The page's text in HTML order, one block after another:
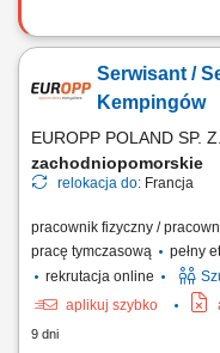
Nasz klient to światowy
tworzy nowoczesne
bezpieczeństwo,
Serwisant /
Kempingów
EUROPP POLAND SP.
zachodniopomorskie
relokacja do: Francja
pracownik fizyczny /
pracę tymczasową
pełny
rekrutacja online
aplikuj szybko
9 dni